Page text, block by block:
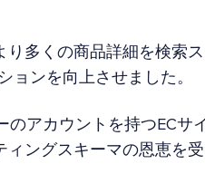
多くの商品詳細を検索ス
ョンを向上させました。
のアカウントを持つECサ
ングスキーマの恩恵を